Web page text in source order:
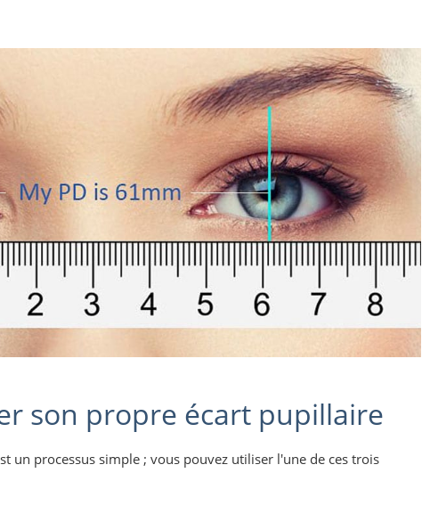
son propre écart pupillaire
un processus simple ; vous pouvez utiliser l'une de ces trois